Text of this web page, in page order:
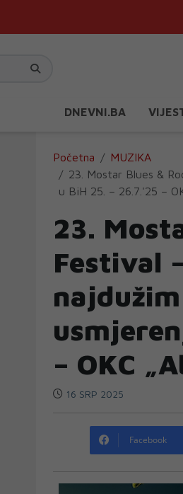
DNEVNI.BA
Početna
MUZIKA
23. Mostar Blues &
u BiH 25. – 26.7.'25 –
23.
Festival
– OKC
16 SRP 2025
Facebook